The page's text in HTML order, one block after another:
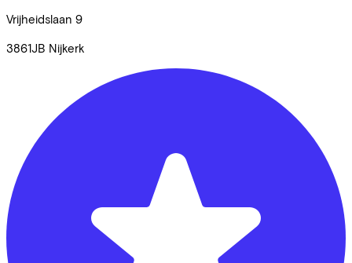
Vrijheidslaan 9
3861JB Nijkerk